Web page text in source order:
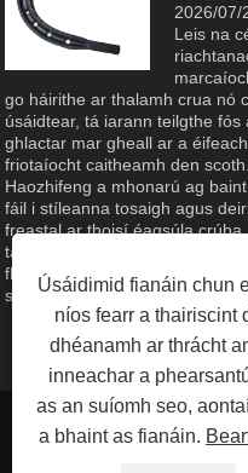
2026/07/
Leis na
go háirithe ar thalamh crua nó
úsáidtear, tá iarann ​​​​teilgthe
ghlactar mar gheall ar a
friotaíocht caitheamh den
Haozhifeng a mhonarú ag
fáil i stíleanna tosaigh agus
freastal ar thoisí éagsúla
táirge, buntáistí ábhartha,
fhágann gur rogha iontaofa é
spóirt eachaíochta.
Naisc| Sitemap |
Úsáidimid fianáin chun
níos fearr a thairiscint
dhéanamh ar thrácht
inneachar a
as an suíomh seo,
a bhaint as fianáin.